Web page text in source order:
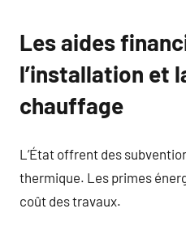
Les aides
l’installation et
chauffage
L’État offrent des
thermique. Les primes
coût des travaux.